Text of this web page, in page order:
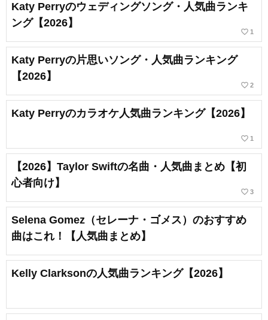
Katy Perryのウェディングソング・人気曲ランキ
ング【2026】
favorite_border 1
Katy Perryの片思いソング・人気曲ランキング
【2026】
favorite_border 2
Katy Perryのカラオケ人気曲ランキング【2026】
favorite_border 1
【2026】Taylor Swiftの名曲・人気曲まとめ【初
心者向け】
favorite_border 3
Selena Gomez（セレーナ・ゴメス）のおすすめ
曲はこれ！【人気曲まとめ】
Kelly Clarksonの人気曲ランキング【2026】